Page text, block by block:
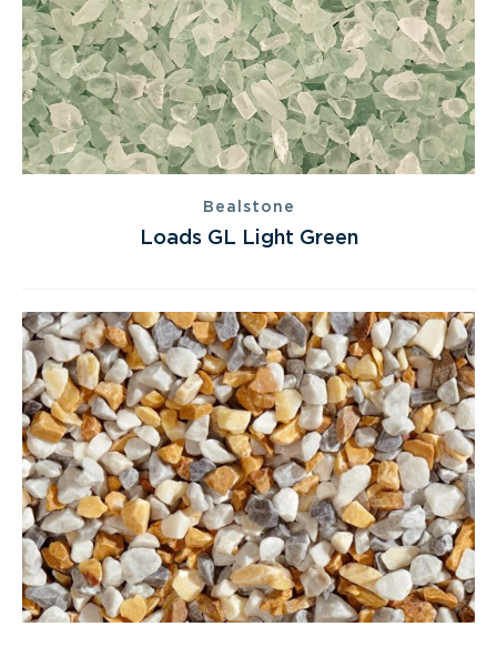
Bealstone
Loads GL Light Green